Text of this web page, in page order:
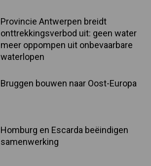
Provincie Antwerpen breidt
onttrekkingsverbod uit: geen water
meer oppompen uit onbevaarbare
waterlopen
Bruggen bouwen naar Oost-Europa
Homburg en Escarda beëindigen
samenwerking